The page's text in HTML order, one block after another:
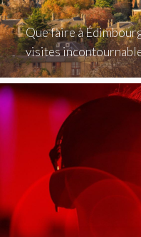
Que faire à
visites